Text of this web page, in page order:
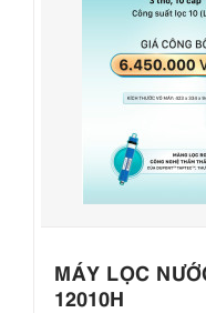
MÁY LỌC
12010H